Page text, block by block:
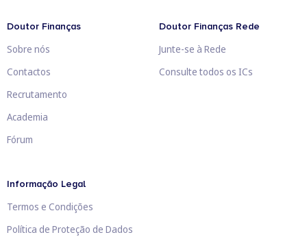
Doutor Finanças
Sobre nós
Contactos
Recrutamento
Academia
Fórum
Doutor Finanças Rede
Junte-se à Rede
Consulte todos os ICs
Informação Legal
Termos e Condições
Política de Proteção de Dados